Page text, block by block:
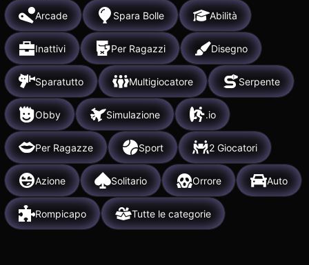
Arcade Spara Bolle Abilità
Inattivi Per Ragazzi Disegno
Sparatutto Multigiocatore Serpente
Obby Simulazione .io
Per Ragazze Sport 2 Giocatori
Azione Solitario Orrore Auto
Rompicapo Tutte le categorie